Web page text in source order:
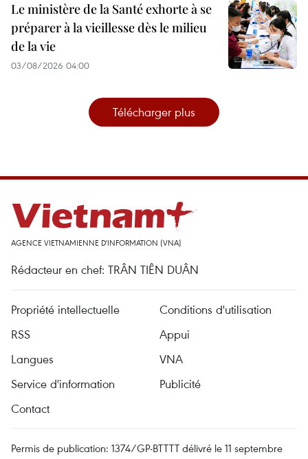
Le ministère de la Santé exhorte à se
préparer à la vieillesse dès le milieu
de la vie
03/08/2026 04:00
Télécharger plus
AGENCE VIETNAMIENNE D'INFORMATION (VNA)
Rédacteur en chef: TRÂN TIÊN DUÂN
Propriété intellectuelle
Conditions d'utilisation
RSS
Appui
Langues
VNA
Service d'information
Publicité
Contact
Permis de publication: 1374/GP-BTTTT délivré le 11 septembre